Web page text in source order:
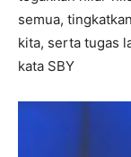
semua,
kita, serta tugas
kata SBY